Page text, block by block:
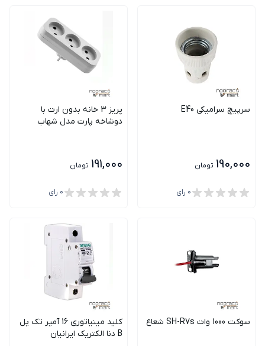
سرپیچ سرامیکی E40
190,000 تومان
0 رای
پریز 3 خانه بدون ارت با
دوشاخه پارت مدل شهاب
191,000 تومان
0 رای
سوکت 1000 وات SH-R7s شعاع
کلید مینیاتوری 16 آمپر تک پل
B دنا الکتریک ایرانیان